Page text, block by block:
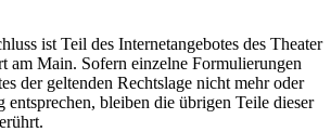
ist Teil des Internetangebotes des Theater
am Main. Sofern einzelne Formulierungen
der geltenden Rechtslage nicht mehr oder
entsprechen, bleiben die übrigen Teile dieser